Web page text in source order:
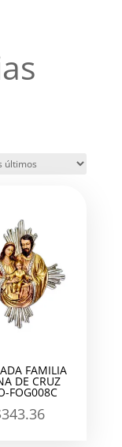
FAMILIA
DE CRUZ
FOG008C
343.36